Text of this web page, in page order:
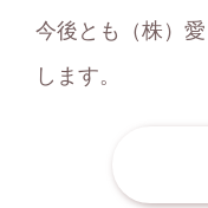
今後とも（株）
します。